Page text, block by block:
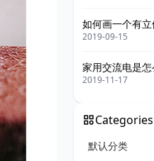
如何画一个有立
2019-09-15
家用交流电是
2019-11-17
Categories
默认分类